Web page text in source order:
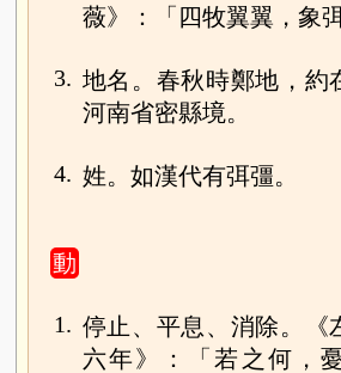
薇》：「四牧翼翼，象
3. 地名。春秋時鄭地，約
河南省密縣境。
4. 姓。如漢代有弭彊。
動
1. 停止、平息、消除。《
六年》：「若之何，